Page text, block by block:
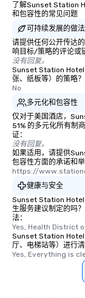
了解Sunset Station
和包容性的常见问题
可持续发展的做法
请提供任何公开传达
响目标/策略的评论或
没有回复。
Sunset Station Hotel
张、纸板等）的策略
No
多元化和包容性
仅对于美国酒店，
51% 的多元化所有制
证：
没有回复。
如果适用，请提供
包容性方面的承诺和
https://
健康与安全
Sunset Station Hotel
生服务建议制定的吗
法：
Yes, Health District
Sunset Station Hotel
厅、电梯站等）进行
Yes, Everything is